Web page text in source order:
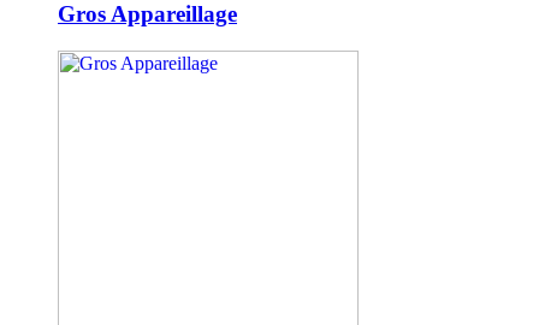
Gros Appareillage